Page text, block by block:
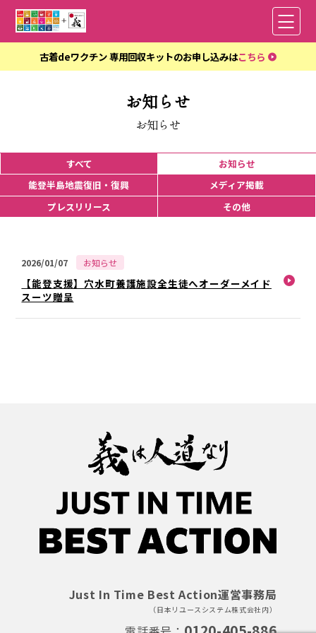
お知らせ
過去の支援実績
能登半島地震 復旧・復興義善活動
東日本大震災 復旧・復興義善活動
古着deワクチン 専用回収キットのお申し込みはこちら
お知らせ
お知らせ
すべて
お知らせ
能登半島地震復旧・復興
メディア掲載
プレスリリース
その他
2026/01/07 お知らせ
【能登支援】穴水町養護施設全生徒へオーダーメイド
スーツ贈呈
Just In Time Best Action運営事務局
（日本リユースシステム株式会社内）